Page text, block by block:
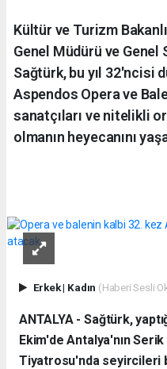
Kültür ve Turizm
Genel Müdürü ve Genel
Sağtürk, bu yıl 32'ncisi
Aspendos Opera ve
sanatçıları ve nitelikli
olmanın heyecanını
Erkek| Kadın (Haberi Sesli
ANTALYA - Sağtürk,
Ekim'de Antalya'nın
Tiyatrosu'nda seyircileri